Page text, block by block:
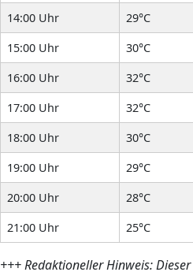
14:00 Uhr
29°C
15:00 Uhr
30°C
16:00 Uhr
32°C
17:00 Uhr
32°C
18:00 Uhr
30°C
19:00 Uhr
29°C
20:00 Uhr
28°C
21:00 Uhr
25°C
+++ Redaktioneller Hinweis: